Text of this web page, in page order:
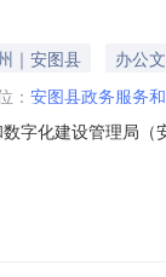
｜安图县
办公
： 安图县政务服务
字化建设管理局
TB2312/